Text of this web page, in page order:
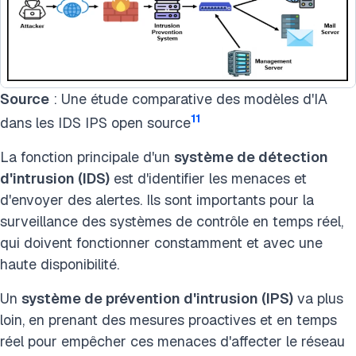
Source : Une étude comparative des modèles d'IA
dans les IDS IPS open source11
La fonction principale d'un système de détection
d'intrusion (IDS) est d'identifier les menaces et
d'envoyer des alertes. Ils sont importants pour la
surveillance des systèmes de contrôle en temps réel,
qui doivent fonctionner constamment et avec une
haute disponibilité.
Un système de prévention d'intrusion (IPS) va plus
loin, en prenant des mesures proactives et en temps
réel pour empêcher ces menaces d'affecter le réseau